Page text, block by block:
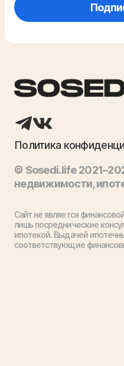
Политика
© Sosedi.life
недвижимости,
Сайт не является
лишь посреднические
ипотекой. Выдачей
соответствующие